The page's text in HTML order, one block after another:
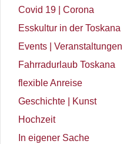
Covid 19 | Corona
Esskultur in der Toskana
Events | Veranstaltungen
Fahrradurlaub Toskana
flexible Anreise
Geschichte | Kunst
Hochzeit
In eigener Sache